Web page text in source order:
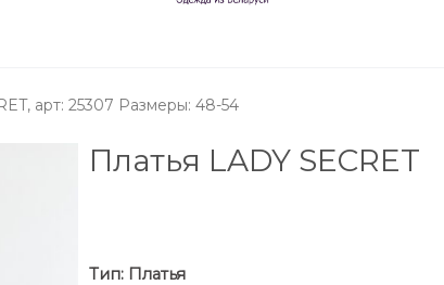
арт: 25307 Размеры: 48-54
Платья LADY SECRET
Тип: Платья